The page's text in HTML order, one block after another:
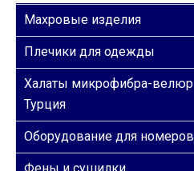
Махровые изделия
Плечики для одежды
Халаты микрофибра-велюр
Турция
Оборудование для номеров